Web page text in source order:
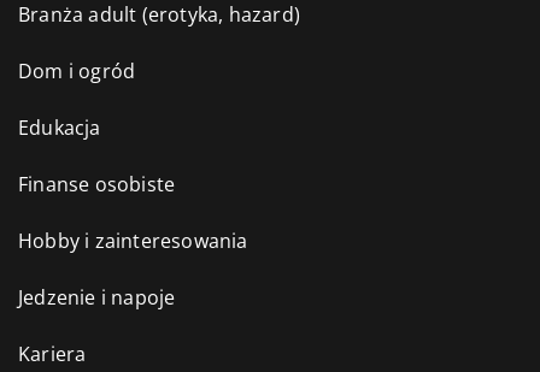
Branża adult (erotyka, hazard)
Dom i ogród
Edukacja
Finanse osobiste
Hobby i zainteresowania
Jedzenie i napoje
Kariera